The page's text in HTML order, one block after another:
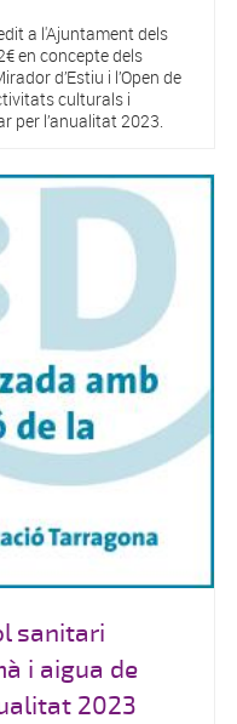
a l'Ajuntament dels
en concepte dels
d’Estiu i l’Open de
culturals i
per l’anualitat 2023.
sanitari
i aigua de
2023